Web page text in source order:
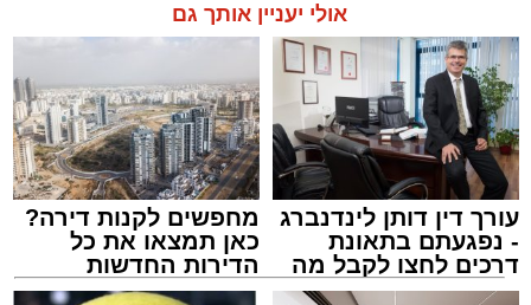
מוזיקלי יופיעו על במה אחת ענקי הזמר והרגש,
בנצי שטיין, יצחק בן ארזה ושמוליק קליין בליווי
תזמורת מורחבת בניצוחו של מאסטרו דני אבידני.
תגים:אשדוד, בעלזא הילולא
אולי יעניין אותך גם
עורך דין דותן לינדנברג
- נפגעתם בתאונת
דרכים לחצו לקבל מה
שמגיע לכם
מחפשים לקנות דירה?
כאן תמצאו את כל
הדירות החדשות
למכירה באשדוד >>>